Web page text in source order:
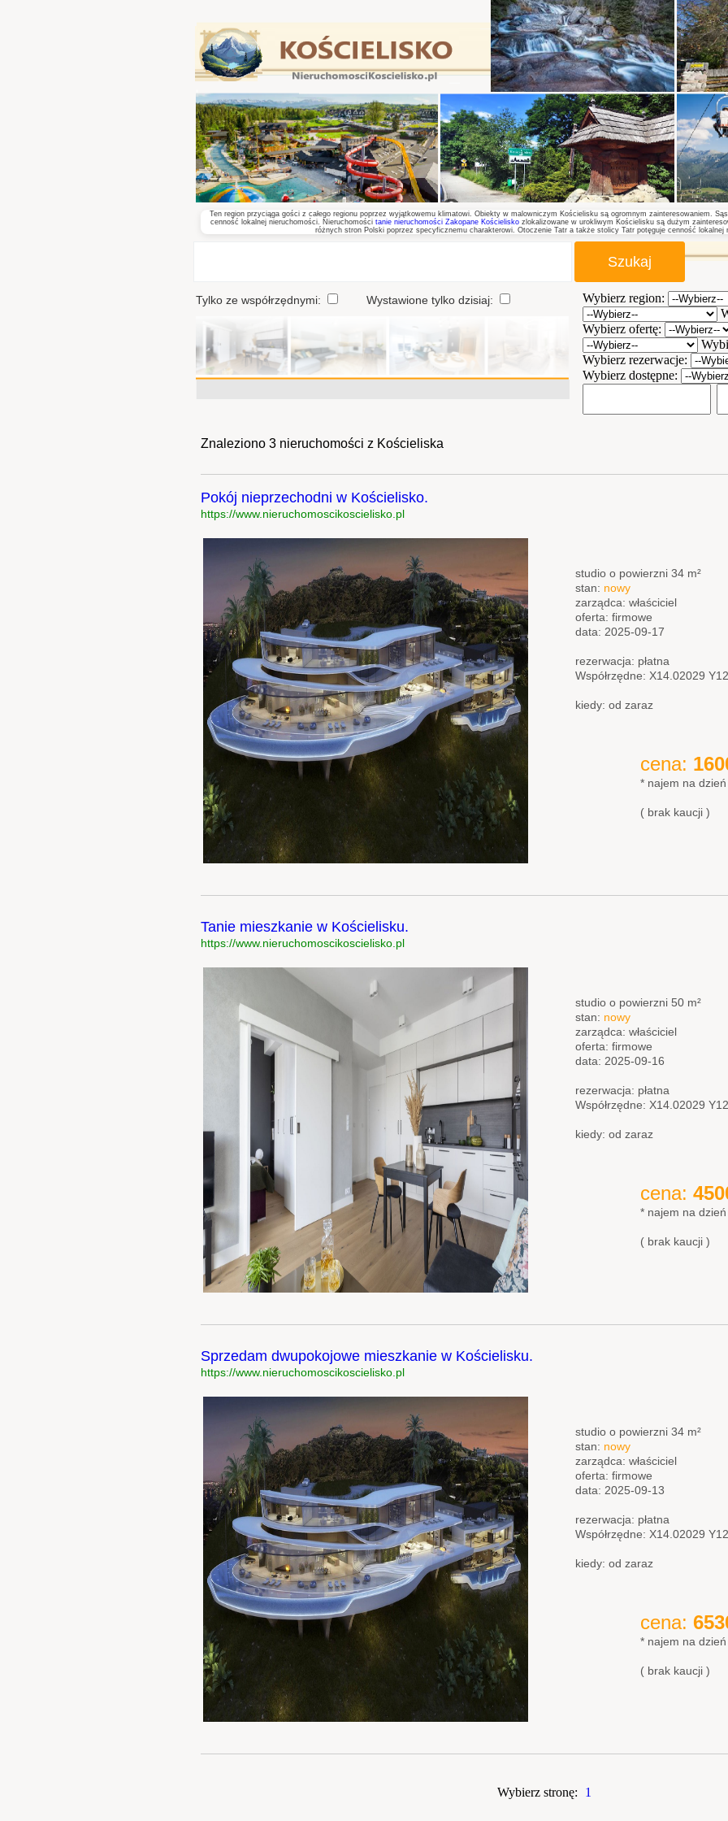
Ten region przyciąga gości z całego regionu poprzez wyjątkowemu klimatowi. Obiekty w malowniczym Kościelisku są ogromnym zainteresowaniem.
cenność lokalnej nieruchomości. Nieruchomości tanie nieruchomości Zakopane Kościeliskozlokalizowane w urokliwym Kościelisku są dużym
różnych stron Polski poprzez specyficznemu charakterowi. Otoczenie Tatr a także stolicy Tatr potęguje cenność lokalnej
Tylko ze współrzędnymi: Wystawione tylko dzisiaj:
Wybierz region:
Wybierz ofertę:
Wybierz rezerwacje:
Wybierz dostępne:
Znaleziono 3 nieruchomości z Kościeliska
Pokój nieprzechodni w Kościelisko.
https://www.nieruchomoscikoscielisko.pl
studio o powierzni 34 m²
stan: nowy
zarządca: właściciel
oferta: firmowe
data: 2025-09-17
rezerwacja: płatna
Współrzędne: X14.02029
kiedy: od zaraz
cena:
* najem na dzień
( brak kaucji )
Tanie mieszkanie w Kościelisku.
https://www.nieruchomoscikoscielisko.pl
studio o powierzni 50 m²
stan: nowy
zarządca: właściciel
oferta: firmowe
data: 2025-09-16
rezerwacja: płatna
Współrzędne: X14.02029
kiedy: od zaraz
cena:
* najem na dzień
( brak kaucji )
Sprzedam dwupokojowe mieszkanie w Kościelisku.
https://www.nieruchomoscikoscielisko.pl
studio o powierzni 34 m²
stan: nowy
zarządca: właściciel
oferta: firmowe
data: 2025-09-13
rezerwacja: płatna
Współrzędne: X14.02029
kiedy: od zaraz
cena:
* najem na dzień
( brak kaucji )
Wybierz stronę: 1